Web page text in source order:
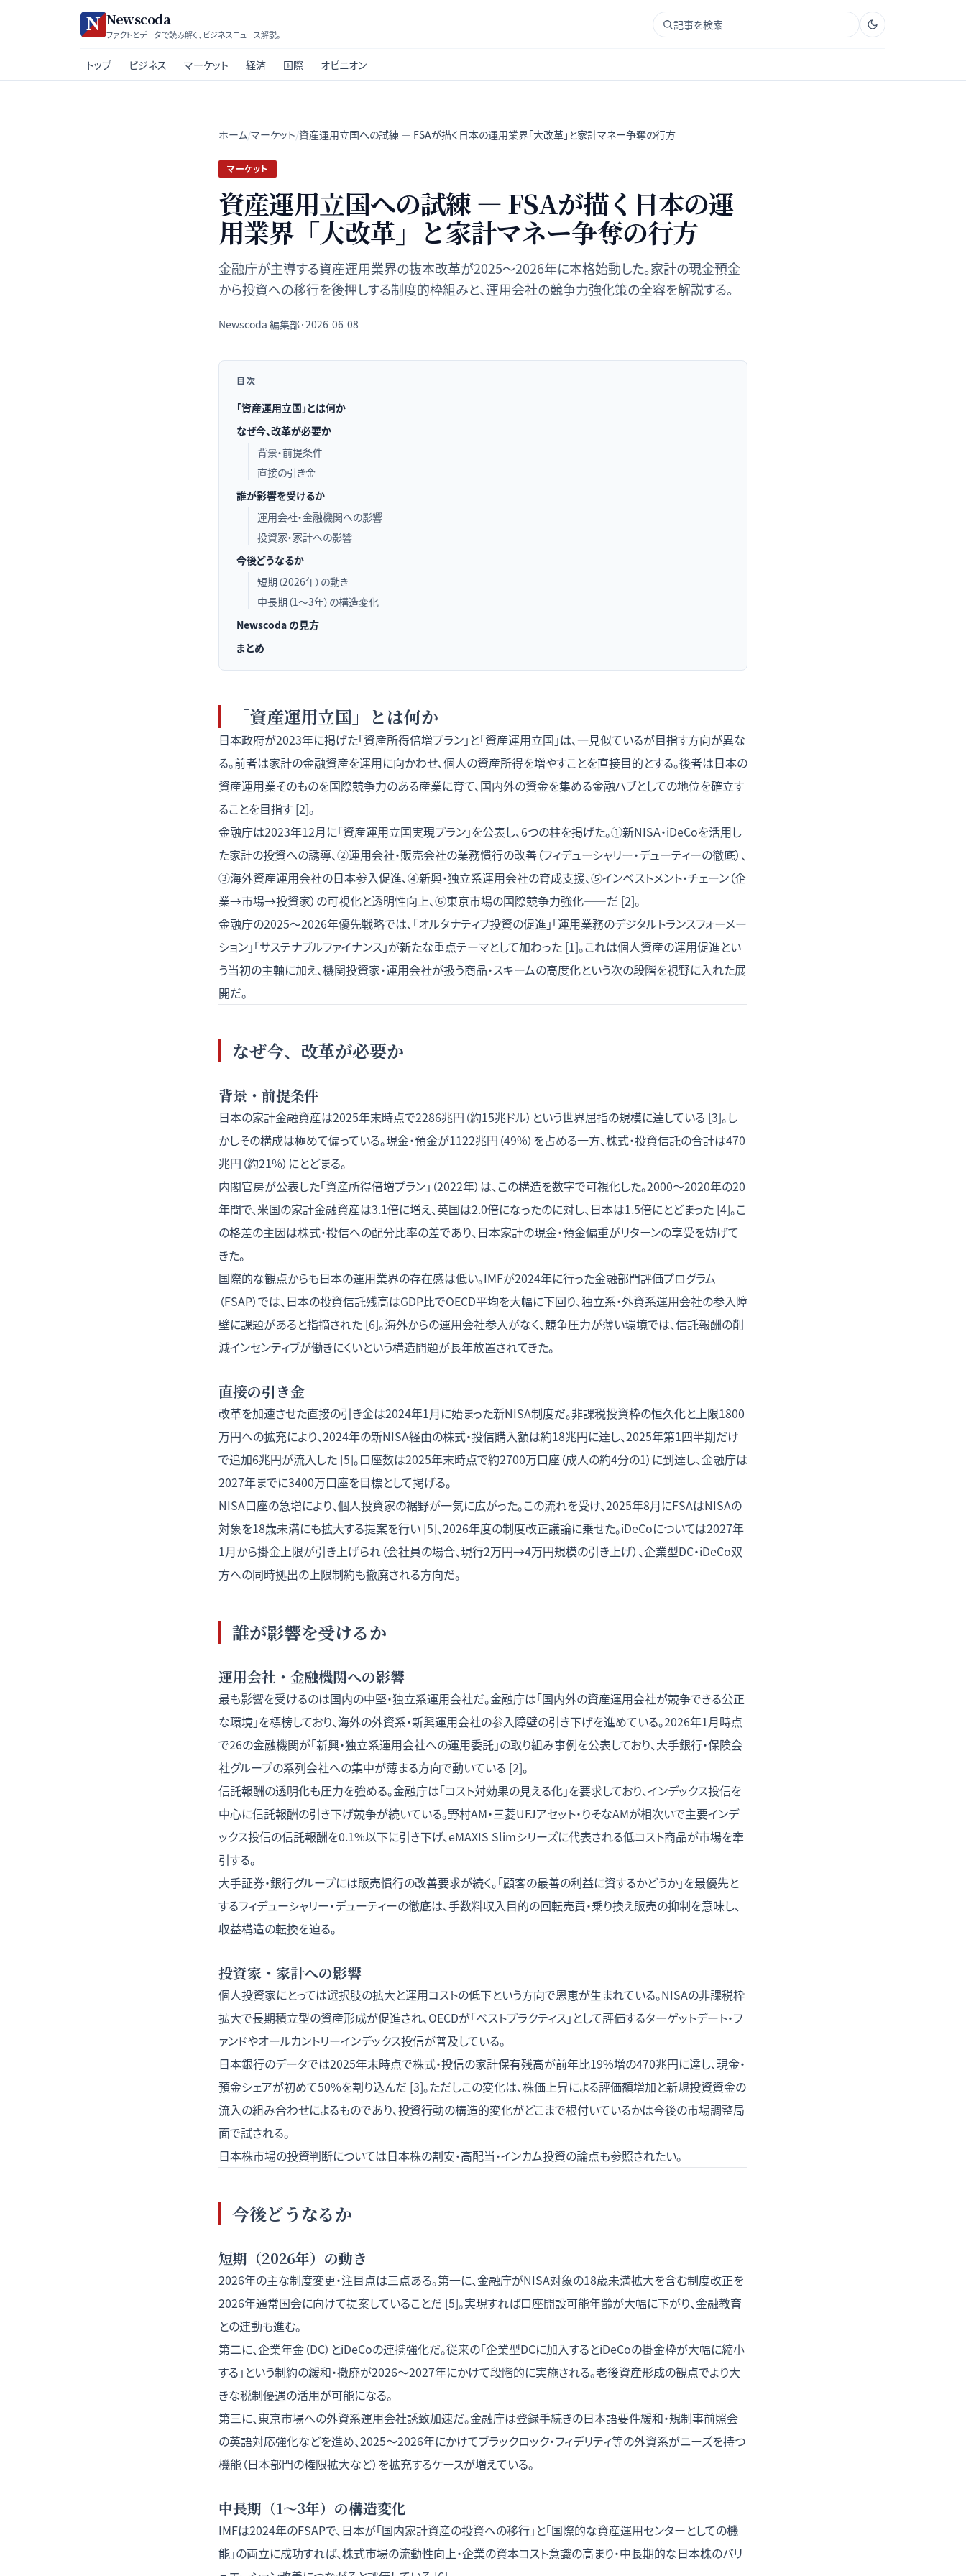
Newscoda
ファクトとデータで読み解く、ビジネスニュース解説。
記事を検索
トップ ビジネス マーケット 経済 国際 オピニオン
ホーム/マーケット/資産運用立国への試練 — FSAが描く日本の運用業界「大改革」と家計マネー争奪の行方
マーケット
資産運用立国への試練 — FSAが描く日本の運
用業界「大改革」と家計マネー争奪の行方
金融庁が主導する資産運用業界の抜本改革が2025〜2026年に本格始動した。家計の現金預金
から投資への移行を後押しする制度的枠組みと、運用会社の競争力強化策の全容を解説する。
Newscoda 編集部·2026-06-08
目次
「資産運用立国」とは何か
なぜ今、改革が必要か
背景・前提条件
直接の引き金
誰が影響を受けるか
運用会社・金融機関への影響
投資家・家計への影響
今後どうなるか
短期（2026年）の動き
中長期（1〜3年）の構造変化
Newscoda の見方
まとめ
「資産運用立国」とは何か
日本政府が2023年に掲げた「資産所得倍増プラン」と「資産運用立国」は、一見似ているが目指す方向が異な
る。前者は家計の金融資産を運用に向かわせ、個人の資産所得を増やすことを直接目的とする。後者は日本の
資産運用業そのものを国際競争力のある産業に育て、国内外の資金を集める金融ハブとしての地位を確立す
ることを目指す [2]。
金融庁は2023年12月に「資産運用立国実現プラン」を公表し、6つの柱を掲げた。①新NISA・iDeCoを活用し
た家計の投資への誘導、②運用会社・販売会社の業務慣行の改善（フィデューシャリー・デューティーの徹底）、
③海外資産運用会社の日本参入促進、④新興・独立系運用会社の育成支援、⑤インベストメント・チェーン（企
業→市場→投資家）の可視化と透明性向上、⑥東京市場の国際競争力強化——だ [2]。
金融庁の2025〜2026年優先戦略では、「オルタナティブ投資の促進」「運用業務のデジタルトランスフォーメー
ション」「サステナブルファイナンス」が新たな重点テーマとして加わった [1]。これは個人資産の運用促進とい
う当初の主軸に加え、機関投資家・運用会社が扱う商品・スキームの高度化という次の段階を視野に入れた展
開だ。
なぜ今、改革が必要か
背景・前提条件
日本の家計金融資産は2025年末時点で2286兆円（約15兆ドル）という世界屈指の規模に達している [3]。し
かしその構成は極めて偏っている。現金・預金が1122兆円（49%）を占める一方、株式・投資信託の合計は470
兆円（約21%）にとどまる。
内閣官房が公表した「資産所得倍増プラン」（2022年）は、この構造を数字で可視化した。2000〜2020年の20
年間で、米国の家計金融資産は3.1倍に増え、英国は2.0倍になったのに対し、日本は1.5倍にとどまった [4]。こ
の格差の主因は株式・投信への配分比率の差であり、日本家計の現金・預金偏重がリターンの享受を妨げて
きた。
国際的な観点からも日本の運用業界の存在感は低い。IMFが2024年に行った金融部門評価プログラム
（FSAP）では、日本の投資信託残高はGDP比でOECD平均を大幅に下回り、独立系・外資系運用会社の参入障
壁に課題があると指摘された [6]。海外からの運用会社参入がなく、競争圧力が薄い環境では、信託報酬の削
減インセンティブが働きにくいという構造問題が長年放置されてきた。
直接の引き金
改革を加速させた直接の引き金は2024年1月に始まった新NISA制度だ。非課税投資枠の恒久化と上限1800
万円への拡充により、2024年の新NISA経由の株式・投信購入額は約18兆円に達し、2025年第1四半期だけ
で追加6兆円が流入した [5]。口座数は2025年末時点で約2700万口座（成人の約4分の1）に到達し、金融庁は
2027年までに3400万口座を目標として掲げる。
NISA口座の急増により、個人投資家の裾野が一気に広がった。この流れを受け、2025年8月にFSAはNISAの
対象を18歳未満にも拡大する提案を行い [5]、2026年度の制度改正議論に乗せた。iDeCoについては2027年
1月から掛金上限が引き上げられ（会社員の場合、現行2万円→4万円規模の引き上げ）、企業型DC・iDeCo双
方への同時拠出の上限制約も撤廃される方向だ。
誰が影響を受けるか
運用会社・金融機関への影響
最も影響を受けるのは国内の中堅・独立系運用会社だ。金融庁は「国内外の資産運用会社が競争できる公正
な環境」を標榜しており、海外の外資系・新興運用会社の参入障壁の引き下げを進めている。2026年1月時点
で26の金融機関が「新興・独立系運用会社への運用委託」の取り組み事例を公表しており、大手銀行・保険会
社グループの系列会社への集中が薄まる方向で動いている [2]。
信託報酬の透明化も圧力を強める。金融庁は「コスト対効果の見える化」を要求しており、インデックス投信を
中心に信託報酬の引き下げ競争が続いている。野村AM・三菱UFJアセット・りそなAMが相次いで主要インデ
ックス投信の信託報酬を0.1%以下に引き下げ、eMAXIS Slimシリーズに代表される低コスト商品が市場を牽
引する。
大手証券・銀行グループには販売慣行の改善要求が続く。「顧客の最善の利益に資するかどうか」を最優先と
するフィデューシャリー・デューティーの徹底は、手数料収入目的の回転売買・乗り換え販売の抑制を意味し、
収益構造の転換を迫る。
投資家・家計への影響
個人投資家にとっては選択肢の拡大と運用コストの低下という方向で恩恵が生まれている。NISAの非課税枠
拡大で長期積立型の資産形成が促進され、OECDが「ベストプラクティス」として評価するターゲットデート・フ
ァンドやオールカントリーインデックス投信が普及している。
日本銀行のデータでは2025年末時点で株式・投信の家計保有残高が前年比19%増の470兆円に達し、現金・
預金シェアが初めて50%を割り込んだ [3]。ただしこの変化は、株価上昇による評価額増加と新規投資資金の
流入の組み合わせによるものであり、投資行動の構造的変化がどこまで根付いているかは今後の市場調整局
面で試される。
日本株市場の投資判断については日本株の割安・高配当・インカム投資の論点も参照されたい。
今後どうなるか
短期（2026年）の動き
2026年の主な制度変更・注目点は三点ある。第一に、金融庁がNISA対象の18歳未満拡大を含む制度改正を
2026年通常国会に向けて提案していることだ [5]。実現すれば口座開設可能年齢が大幅に下がり、金融教育
との連動も進む。
第二に、企業年金（DC）とiDeCoの連携強化だ。従来の「企業型DCに加入するとiDeCoの掛金枠が大幅に縮小
する」という制約の緩和・撤廃が2026〜2027年にかけて段階的に実施される。老後資産形成の観点でより大
きな税制優遇の活用が可能になる。
第三に、東京市場への外資系運用会社誘致加速だ。金融庁は登録手続きの日本語要件緩和・規制事前照会
の英語対応強化などを進め、2025〜2026年にかけてブラックロック・フィデリティ等の外資系がニーズを持つ
機能（日本部門の権限拡大など）を拡充するケースが増えている。
中長期（1〜3年）の構造変化
IMFは2024年のFSAPで、日本が「国内家計資産の投資への移行」と「国際的な資産運用センターとしての機
能」の両立に成功すれば、株式市場の流動性向上・企業の資本コスト意識の高まり・中長期的な日本株のバリ